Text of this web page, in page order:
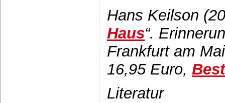
Hans Keilson
Haus“.
Frankfurt am
16,95 Euro,
Literatur